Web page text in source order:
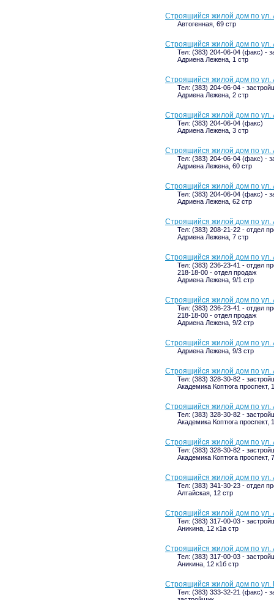
Строящийся жилой дом по ул.
Автогенная, 69 стр
Строящийся жилой дом по ул.
Тел: (383) 204-06-04 (факс) -
Адриена Лежена, 1 стр
Строящийся жилой дом по ул.
Тел: (383) 204-06-04 -
Адриена Лежена, 2 стр
Строящийся жилой дом по ул.
Тел: (383) 204-06-04 (факс)
Адриена Лежена, 3 стр
Строящийся жилой дом по ул.
Тел: (383) 204-06-04 (факс) -
Адриена Лежена, 60 стр
Строящийся жилой дом по ул.
Тел: (383) 204-06-04 (факс) -
Адриена Лежена, 62 стр
Строящийся жилой дом по ул.
Тел: (383) 208-21-22 - отдел
Адриена Лежена, 7 стр
Строящийся жилой дом по ул.
Тел: (383) 236-23-41 - отдел
218-18-00 - отдел продаж
Адриена Лежена, 9/1 стр
Строящийся жилой дом по ул.
Тел: (383) 236-23-41 - отдел
218-18-00 - отдел продаж
Адриена Лежена, 9/2 стр
Строящийся жилой дом по ул.
Адриена Лежена, 9/3 стр
Строящийся жилой дом по ул.
Тел: (383) 328-30-82 -
Академика Коптюга проспект,
Строящийся жилой дом по ул.
Тел: (383) 328-30-82 -
Академика Коптюга проспект,
Строящийся жилой дом по ул.
Тел: (383) 328-30-82 -
Академика Коптюга проспект,
Строящийся жилой дом по ул.
Тел: (383) 341-30-23 - отдел
Алтайская, 12 стр
Строящийся жилой дом по ул.
Тел: (383) 317-00-03 -
Аникина, 12 к1а стр
Строящийся жилой дом по ул.
Тел: (383) 317-00-03 -
Аникина, 12 к1б стр
Строящийся жилой дом по ул.
Тел: (383) 333-32-21 (факс) -